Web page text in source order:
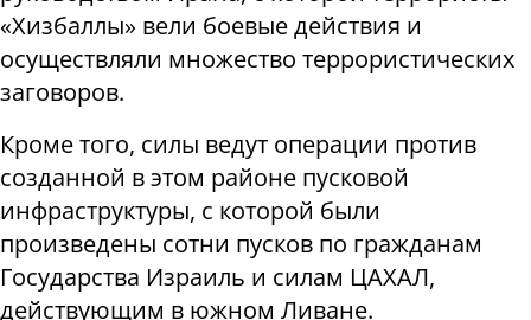
«Хизбаллы» вели боевые действия и
осуществляли множество террористических
заговоров.
Кроме того, силы ведут операции против
созданной в этом районе пусковой
инфраструктуры, с которой были
произведены сотни пусков по гражданам
Государства Израиль и силам ЦАХАЛ,
действующим в южном Ливане.